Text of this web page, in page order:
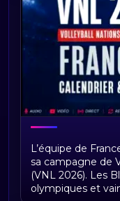
VNL 2026 :
équipes de
L’équipe de
sa campagne de
(VNL 2026). Les
olympiques et